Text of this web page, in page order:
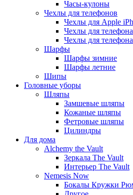
Часы-кулоны
Чехлы для телефонов
Чехлы для Apple
Чехлы для
Чехлы для
Шарфы
Шарфы зимние
Шарфы летние
Шипы
Головные уборы
Шляпы
Замшевые шляпы
Кожаные шляпы
Фетровые шляпы
Цилиндры
Для дома
Alchemy the Vault
Зеркала The Vault
Интерьер The Vault
Nemesis Now
Бокалы Кружки